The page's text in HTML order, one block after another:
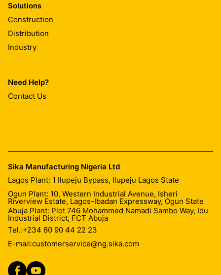
Solutions
Construction
Distribution
Industry
Need Help?
Contact Us
Sika Manufacturing Nigeria Ltd
Lagos Plant: 1 Ilupeju Bypass, Ilupeju Lagos State
Ogun Plant: 10, Western Industrial Avenue, Isheri
Riverview Estate, Lagos-Ibadan Expressway, Ogun State
Abuja Plant: Plot 746 Mohammed Namadi Sambo Way, Idu
Industrial District, FCT Abuja
Tel.:+234 80 90 44 22 23
E-mail:customerservice@ng.sika.com